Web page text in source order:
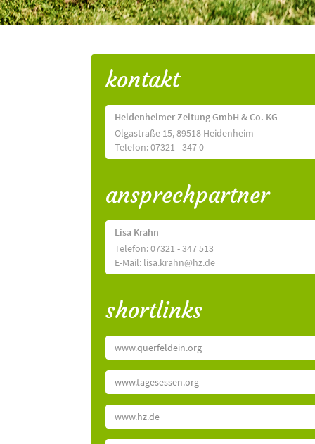
kontakt
Heidenheimer Zeitung GmbH & Co. KG
Olgastraße 15, 89518 Heidenheim
Telefon: 07321 - 347 0
ansprechpartner
Lisa Krahn
Telefon: 07321 - 347 513
E-Mail: lisa.krahn@hz.de
shortlinks
www.querfeldein.org
www.tagesessen.org
www.hz.de